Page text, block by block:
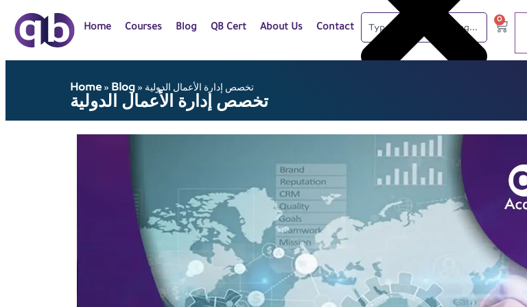
Home Courses Blog QB Cert About Us Contact
0
Home » Blog » تخصص إدارة الأعمال الدولية
تخصص إدارة الأعمال الدولية